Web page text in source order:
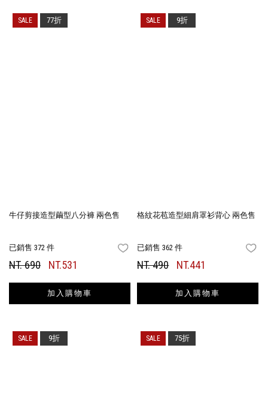
牛仔剪接造型繭型八分褲 兩色售
已銷售 372 件 FAVORITES
NT. 690 NT.531
加入購物車
77折
格紋花苞造型細肩罩衫背心 兩色售
已銷售 362 件
NT. 490 NT.441
加入購物車
9折
9折 75折